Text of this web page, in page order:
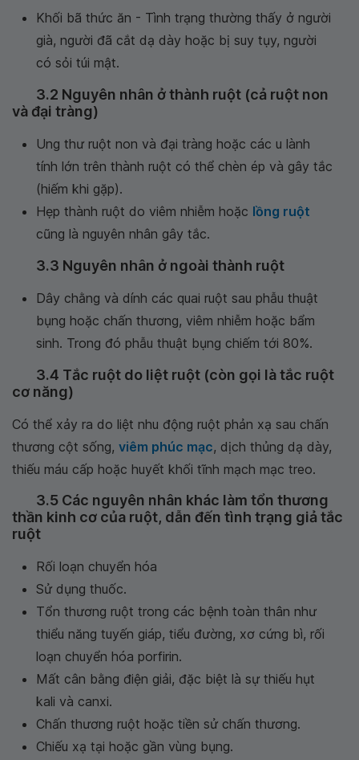
Khối bã thức ăn - Tình trạng thường thấy ở người
già, người đã cắt dạ dày hoặc bị suy tụy, người
có sỏi túi mật.
3.2 Nguyên nhân ở thành ruột (cả ruột non
và đại tràng)
Ung thư ruột non và đại tràng hoặc các u lành
tính lớn trên thành ruột có thể chèn ép và gây tắc
(hiếm khi gặp).
Hẹp thành ruột do viêm nhiễm hoặc lồng ruột
cũng là nguyên nhân gây tắc.
3.3 Nguyên nhân ở ngoài thành ruột
Dây chằng và dính các quai ruột sau phẫu thuật
bụng hoặc chấn thương, viêm nhiễm hoặc bẩm
sinh. Trong đó phẫu thuật bụng chiếm tới 80%.
3.4 Tắc ruột do liệt ruột (còn gọi là tắc ruột
cơ năng)
Có thể xảy ra do liệt nhu động ruột phản xạ sau chấn
thương cột sống, viêm phúc mạc, dịch thủng dạ dày,
thiếu máu cấp hoặc huyết khối tĩnh mạch mạc treo.
3.5 Các nguyên nhân khác làm tổn thương
thần kinh cơ của ruột, dẫn đến tình trạng giả tắc
ruột
Rối loạn chuyển hóa
Sử dụng thuốc.
Tổn thương ruột trong các bệnh toàn thân như
thiểu năng tuyến giáp, tiểu đường, xơ cứng bì, rối
loạn chuyển hóa porfirin.
Mất cân bằng điện giải, đặc biệt là sự thiếu hụt
kali và canxi.
Chấn thương ruột hoặc tiền sử chấn thương.
Chiếu xạ tại hoặc gần vùng bụng.